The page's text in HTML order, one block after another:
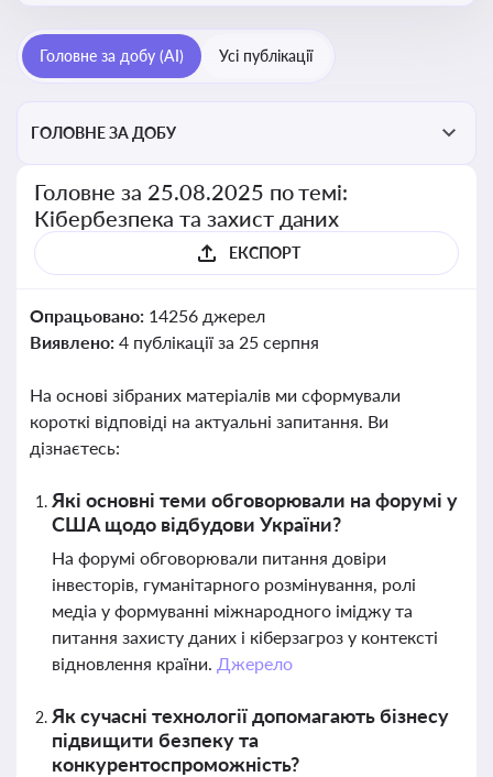
Головне за добу (AI) Усі публікації
ГОЛОВНЕ ЗА ДОБУ
Головне за 25.08.2025 по темі:
Кібербезпека та захист даних
ЕКСПОРТ
Опрацьовано: 14256 джерел
Виявлено: 4 публікації за 25 серпня
На основі зібраних матеріалів ми сформували
короткі відповіді на актуальні запитання. Ви
дізнаєтесь:
Які основні теми обговорювали на форумі у
США щодо відбудови України?
На форумі обговорювали питання довіри
інвесторів, гуманітарного розмінування, ролі
медіа у формуванні міжнародного іміджу та
питання захисту даних і кіберзагроз у контексті
відновлення країни. Джерело
Як сучасні технології допомагають бізнесу
підвищити безпеку та
конкурентоспроможність?